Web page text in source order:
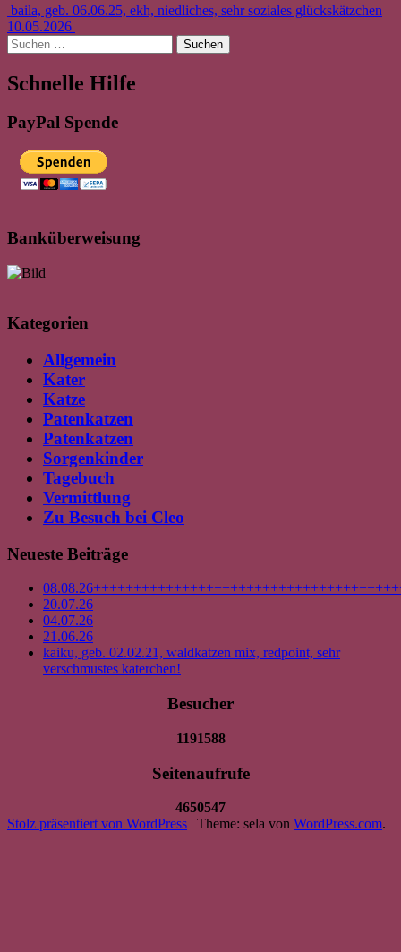
Beitrags-
Navigation
baila, geb. 06.06.25, ekh, niedliches, sehr soziales glückskätzchen
10.05.2026
Suchen
nach:
Schnelle Hilfe
PayPal Spende
Banküberweisung
Kategorien
Allgemein
Kater
Katze
Patenkatzen
Patenkatzen
Sorgenkinder
Tagebuch
Vermittlung
Zu Besuch bei Cleo
Neueste Beiträge
20.07.26
04.07.26
21.06.26
kaiku, geb. 02.02.21, waldkatzen mix, redpoint, sehr
verschmustes katerchen!
Besucher
1191588
Seitenaufrufe
4650547
Stolz präsentiert von WordPress | Theme: sela von WordPress.com.